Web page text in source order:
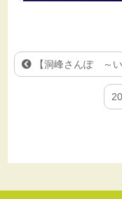
【洞峰さんぽ ～い